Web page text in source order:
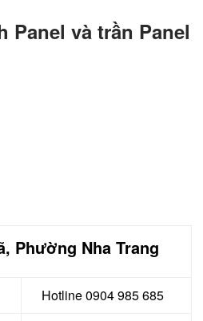
và trần Panel
Phường Nha Trang
Hotline 0904 985 685